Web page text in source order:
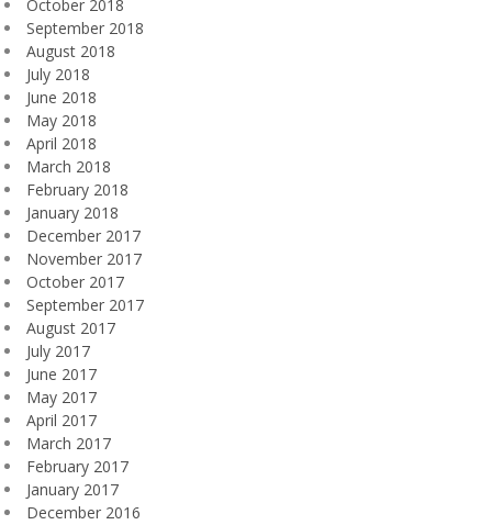
October 2018
September 2018
August 2018
July 2018
June 2018
May 2018
April 2018
March 2018
February 2018
January 2018
December 2017
November 2017
October 2017
September 2017
August 2017
July 2017
June 2017
May 2017
April 2017
March 2017
February 2017
January 2017
December 2016